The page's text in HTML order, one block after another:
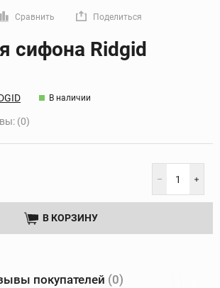
Сравнить Поделиться
прямую ссылку
сифона Ridgid
В наличии
(0)
В КОРЗИНУ
покупателей (0)